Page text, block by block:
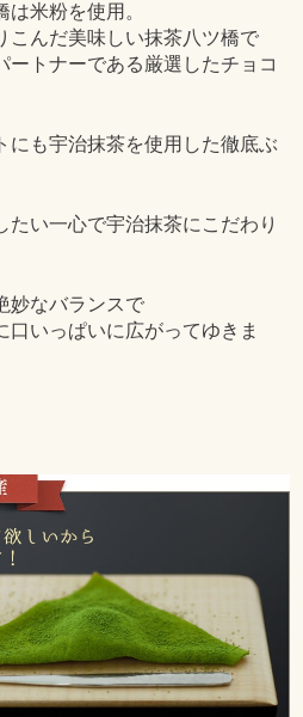
米粉を使用。
こんだ美味しい抹茶八ツ橋で
ートナーである厳選したチョコ
にも宇治抹茶を使用した徹底ぶ
たい一心で宇治抹茶にこだわり
妙なバランスで
口いっぱいに広がってゆきま